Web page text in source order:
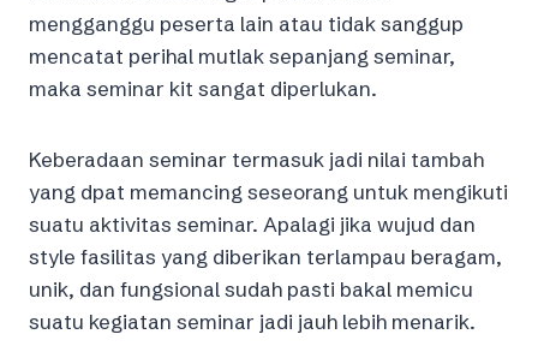
mengganggu peserta lain atau tidak sanggup
mencatat perihal mutlak sepanjang seminar,
maka seminar kit sangat diperlukan.
Keberadaan seminar termasuk jadi nilai tambah
yang dpat memancing seseorang untuk mengikuti
suatu aktivitas seminar. Apalagi jika wujud dan
style fasilitas yang diberikan terlampau beragam,
unik, dan fungsional sudah pasti bakal memicu
suatu kegiatan seminar jadi jauh lebih menarik.